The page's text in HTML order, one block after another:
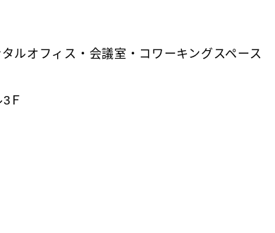
ルオフィス・会議室・コワーキングスペース
Ｆ